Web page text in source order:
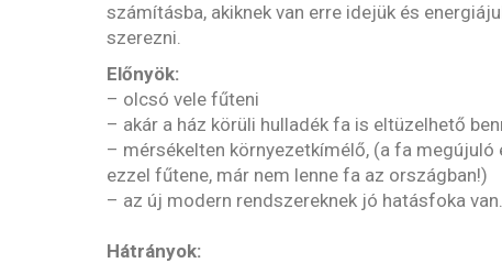
számításba, akiknek van erre idejük és
szerezni.
Előnyök:
– olcsó vele fűteni
– akár a ház körüli hulladék fa is eltüzelhető
– mérsékelten környezetkímélő, (a fa megújuló
ezzel fűtene, már nem lenne fa az országban!)
– az új modern rendszereknek jó hatásfoka van.
Hátrányok: